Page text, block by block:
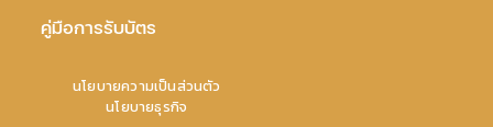
คู่มือการรับบัตร
นโยบายความเป็นส่วนตัว
นโยบายธุรกิจ